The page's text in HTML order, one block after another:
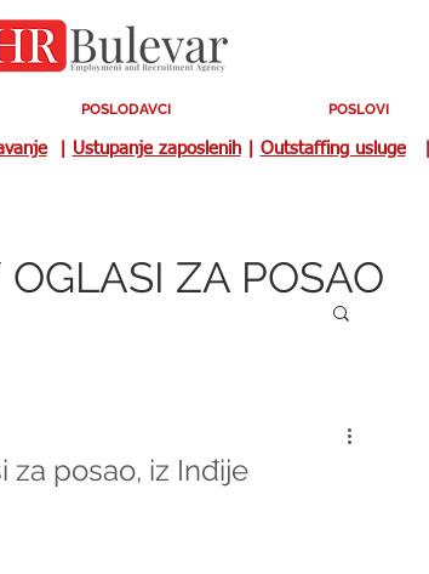
POSLODAVCI POSLOVI
| Ustupanje zaposlenih| Outstaffing usluge|
ZA POSAO
za posao, iz Inđije